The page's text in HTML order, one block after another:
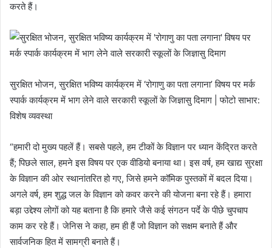
करते हैं।
सुरक्षित भोजन, सुरक्षित भविष्य कार्यक्रम में ‘रोगाणु का पता लगाना’ विषय पर मर्क
स्पार्क कार्यक्रम में भाग लेने वाले सरकारी स्कूलों के जिज्ञासु दिमाग | फोटो साभार:
विशेष व्यवस्था
“हमारी दो मुख्य पहलें हैं। सबसे पहले, हम टीकों के विज्ञान पर ध्यान केंद्रित करते
हैं; पिछले साल, हमने इस विषय पर एक वीडियो बनाया था। इस वर्ष, हम खाद्य सुरक्षा
के विज्ञान की ओर स्थानांतरित हो गए, जिसे हमने कॉमिक पुस्तकों में बदल दिया।
अगले वर्ष, हम शुद्ध जल के विज्ञान को कवर करने की योजना बना रहे हैं। हमारा
बड़ा उद्देश्य लोगों को यह बताना है कि हमारे जैसे कई संगठन पर्दे के पीछे चुपचाप
काम कर रहे हैं। जेनिस ने कहा, हम ही हैं जो विज्ञान को सक्षम बनाते हैं और
सार्वजनिक हित में सामग्री बनाते हैं।